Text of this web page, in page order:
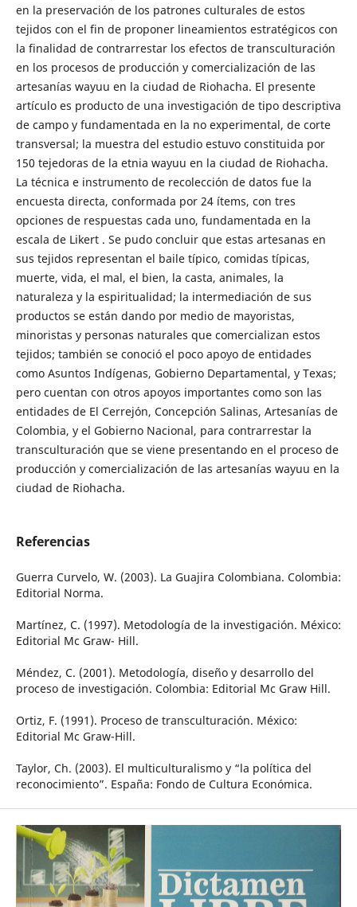
en la preservación de los patrones culturales de estos
tejidos con el fin de proponer lineamientos estratégicos con
la finalidad de contrarrestar los efectos de transculturación
en los procesos de producción y comercialización de las
artesanías wayuu en la ciudad de Riohacha. El presente
artículo es producto de una investigación de tipo descriptiva
de campo y fundamentada en la no experimental, de corte
transversal; la muestra del estudio estuvo constituida por
150 tejedoras de la etnia wayuu en la ciudad de Riohacha.
La técnica e instrumento de recolección de datos fue la
encuesta directa, conformada por 24 ítems, con tres
opciones de respuestas cada uno, fundamentada en la
escala de Likert . Se pudo concluir que estas artesanas en
sus tejidos representan el baile típico, comidas típicas,
muerte, vida, el mal, el bien, la casta, animales, la
naturaleza y la espiritualidad; la intermediación de sus
productos se están dando por medio de mayoristas,
minoristas y personas naturales que comercializan estos
tejidos; también se conoció el poco apoyo de entidades
como Asuntos Indígenas, Gobierno Departamental, y Texas;
pero cuentan con otros apoyos importantes como son las
entidades de El Cerrejón, Concepción Salinas, Artesanías de
Colombia, y el Gobierno Nacional, para contrarrestar la
transculturación que se viene presentando en el proceso de
producción y comercialización de las artesanías wayuu en la
ciudad de Riohacha.
Referencias
Guerra Curvelo, W. (2003). La Guajira Colombiana. Colombia:
Editorial Norma.
Martínez, C. (1997). Metodología de la investigación. México:
Editorial Mc Graw- Hill.
Méndez, C. (2001). Metodología, diseño y desarrollo del
proceso de investigación. Colombia: Editorial Mc Graw Hill.
Ortiz, F. (1991). Proceso de transculturación. México:
Editorial Mc Graw-Hill.
Taylor, Ch. (2003). El multiculturalismo y “la política del
reconocimiento”. España: Fondo de Cultura Económica.